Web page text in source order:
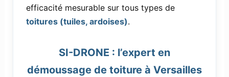
efficacité mesurable sur tous types de
toitures (tuiles, ardoises).
SI-DRONE : l’expert en
démoussage de toiture à Versailles